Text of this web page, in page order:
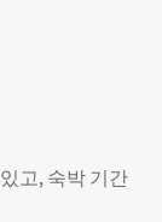
고, 숙박 기간